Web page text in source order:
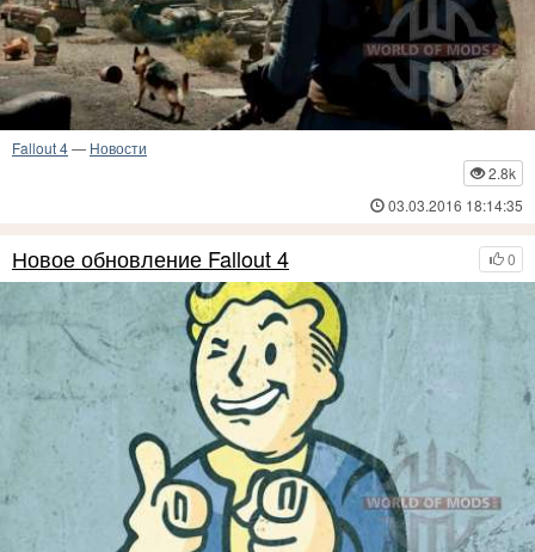
Fallout 4— Новости
2.8k
03.03.2016 18:14:35
0
Новое обновление Fallout 4